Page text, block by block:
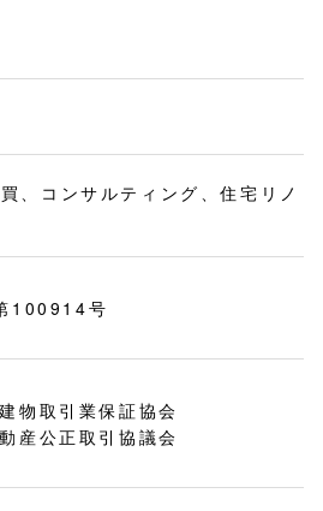
、コンサルティング、住宅リノ
100914号
物取引業保証協会
産公正取引協議会